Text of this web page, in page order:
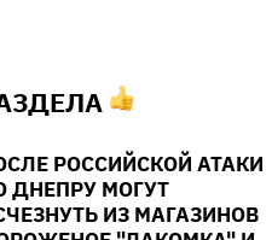
РОССИЙСКОЙ АТАКИ
ДНЕПРУ МОГУТ
ИЗ МАГАЗИНОВ